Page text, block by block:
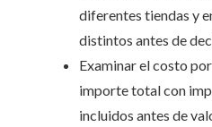
diferentes tiendas y
distintos antes de
Examinar el costo
importe total con
incluidos antes de